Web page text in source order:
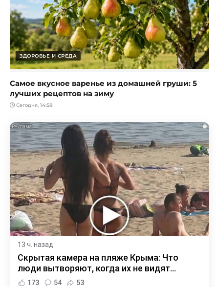
ЗДОРОВЬЕ И СРЕДА
Самое вкусное варенье из домашней груши: 5
лучших рецептов на зиму
Сегодня, 14:58
i
13 ч. назад
Скрытая камера на пляже Крыма: Что
люди вытворяют, когда их не видят...
173 54 53